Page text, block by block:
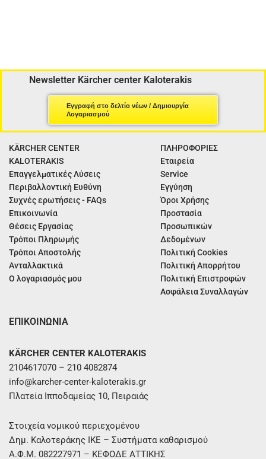
Newsletter Kärcher center Kaloterakis
Εγγραφή στο δελτίο νέων / Δημιουργία
Λογαριασμού
KÄRCHER CENTER
KALOTERAKIS
Επαγγελματικές Λύσεις
Περιβαλλοντική Ευθύνη
Συχνές ερωτήσεις - FAQs
Επικοινωνία
Θέσεις Εργασίας
Τρόποι Πληρωμής
Τρόποι Αποστολής
Ανταλλακτικά
Ο λογαριασμός μου
ΠΛΗΡΟΦΟΡΙΕΣ
Εταιρεία
Service
Εγγύηση
Όροι Χρήσης
Προστασία
Προσωπικών
Δεδομένων
Πολιτική Cookies
Πολιτική Απορρήτου
Πολιτική Επιστροφών
Ασφάλεια Συναλλαγών
ΕΠΙΚΟΙΝΩΝΙΑ
KÄRCHER CENTER KALOTERAKIS
2104617070 – 210 4082874
info@karcher-center-kaloterakis.gr
Πλατεία Ιπποδαμείας 10, Πειραιάς
Στοιχεία νομικού περιεχομένου
Δημ. Καλοτεράκης ΙΚΕ – Συστήματα καθαρισμού
Α.Φ.Μ. 082227971 – ΚΕΦΟΔΕ ΑΤΤΙΚΗΣ